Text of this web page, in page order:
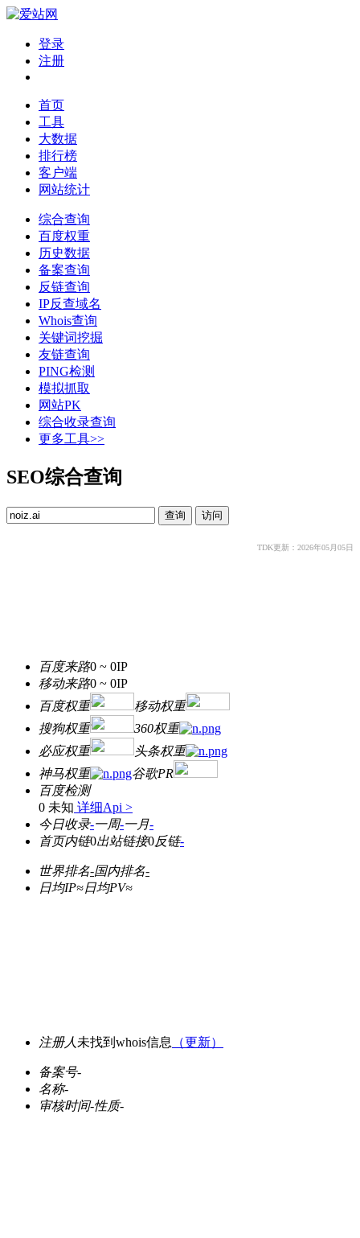
登录
注册
首页
工具
大数据
排行榜
客户端
网站统计
综合查询
百度权重
历史数据
备案查询
反链查询
IP反查域名
Whois查询
关键词挖掘
友链查询
PING检测
模拟抓取
网站PK
综合收录查询
更多工具>>
SEO综合查询
TDK更新：2026年05月05日
百度来路0 ~ 0IP
移动来路0 ~ 0IP
百度权重
移动权重
搜狗权重
360权重
必应权重
头条权重
神马权重
谷歌PR
百度检测
0 未知 详细Api >
今日收录-一周-一月-
首页内链0出站链接0反链-
世界排名-国内排名-
日均IP≈日均PV≈
注册人 未找到whois信息 （更新）
备案号-
名称-
审核时间-性质-